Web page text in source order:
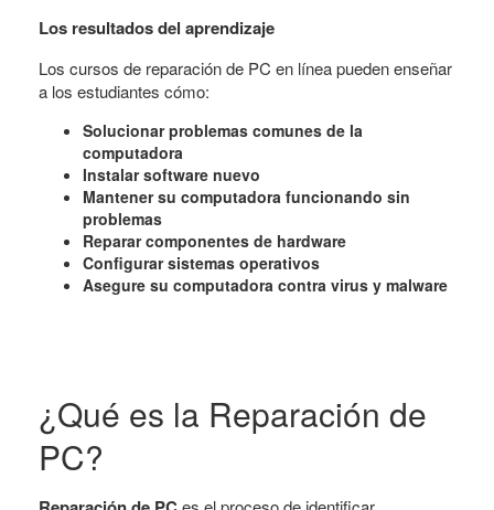
Los resultados del aprendizaje
Los cursos de reparación de PC en línea pueden enseñar
a los estudiantes cómo:
Solucionar problemas comunes de la
computadora
Instalar software nuevo
Mantener su computadora funcionando sin
problemas
Reparar componentes de hardware
Configurar sistemas operativos
Asegure su computadora contra virus y malware
¿Qué es la Reparación de
PC?